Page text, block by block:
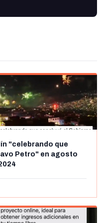
"celebrando que
Petro" en agosto